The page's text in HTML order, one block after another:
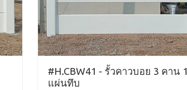
#H.CBW41 - รั้วคาวบอย 3 คาน 1
แผ่นทึบ